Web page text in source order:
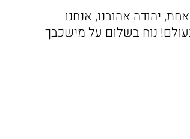
יהודה אהובנו, אנחנו
נוח בשלום על מישכבך